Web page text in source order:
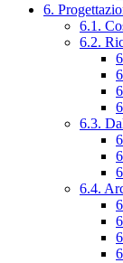
6.
6.1.
6.2.
6.3.
6.4.